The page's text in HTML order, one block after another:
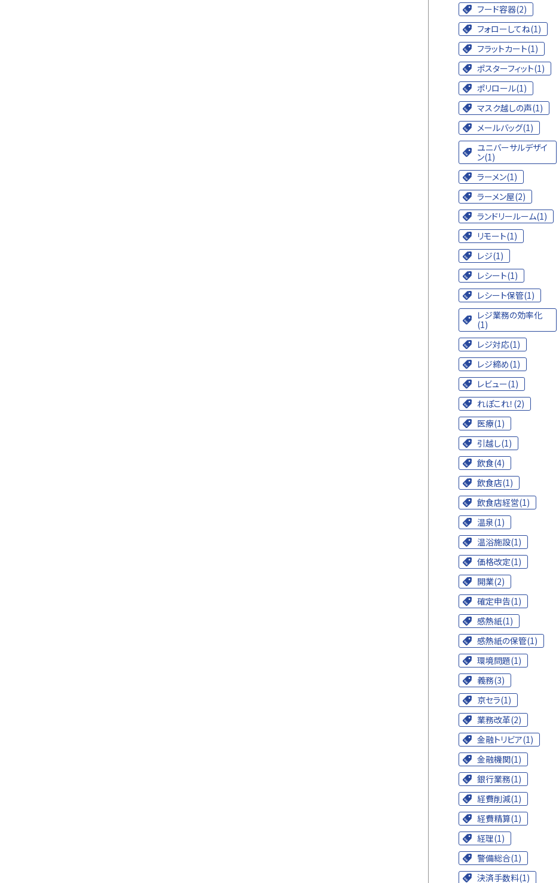
フード容器(2)
フォローしてね(1)
フラットカート(1)
ポスターフィット(1)
ポリロール(1)
マスク越しの声(1)
メールバッグ(1)
ユニバーサルデザイ
ン(1)
ラーメン(1)
ラーメン屋(2)
ランドリールーム(1)
リモート(1)
レジ(1)
レシート(1)
レシート保管(1)
レジ業務の効率化
(1)
レジ対応(1)
レジ締め(1)
レビュー(1)
れぽこれ！(2)
医療(1)
引越し(1)
飲食(4)
飲食店(1)
飲食店経営(1)
温泉(1)
温浴施設(1)
価格改定(1)
開業(2)
確定申告(1)
感熱紙(1)
感熱紙の保管(1)
環境問題(1)
義務(3)
京セラ(1)
業務改革(2)
金融トリビア(1)
金融機関(1)
銀行業務(1)
経費削減(1)
経費精算(1)
経理(1)
警備総合(1)
決済手数料(1)